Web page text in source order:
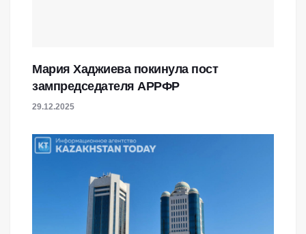
Мария Хаджиева покинула пост
зампредседателя АРРФР
29.12.2025